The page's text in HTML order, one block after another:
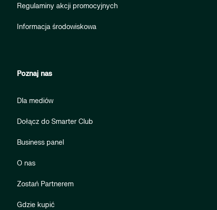
Regulaminy akcji promocyjnych
Informacja środowiskowa
Poznaj nas
Dla mediów
Dołącz do Smarter Club
Business panel
O nas
Zostań Partnerem
Gdzie kupić